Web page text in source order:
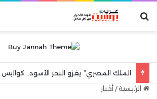
بحث عن
الرئيسية/ أخبار